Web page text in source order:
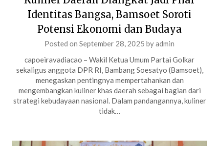
Identitas Bangsa, Bamsoet Soroti
Potensi Ekonomi dan Budaya
Posted on September 28, 2025 byadmin
capoeiravadiacao – Wakil Ketua Umum Partai Golkar
sekaligus anggota DPR RI, Bambang Soesatyo (Bamsoet),
menegaskan pentingnya mempertahankan dan
mengembangkan kuliner khas daerah sebagai bagian dari
strategi kebudayaan nasional. Dalam pandangannya, kuliner
tidak…